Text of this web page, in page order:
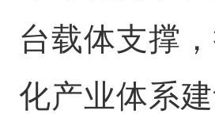
台载体支撑
化产业体系